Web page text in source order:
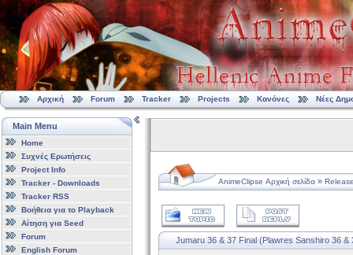
Αρχική Forum Tracker Projects Κανόνες Νέες
Main Menu
Home
Συχνές Ερωτήσεις
Project Info
Tracker - Downloads
Tracker RSS
Βοήθεια για το Playback
Αίτηση για Seed
Forum
English Forum
AnimeClipse Αρχική σελίδα »
Jumaru 36 & 37 Final (Plawres Sanshiro 36 &